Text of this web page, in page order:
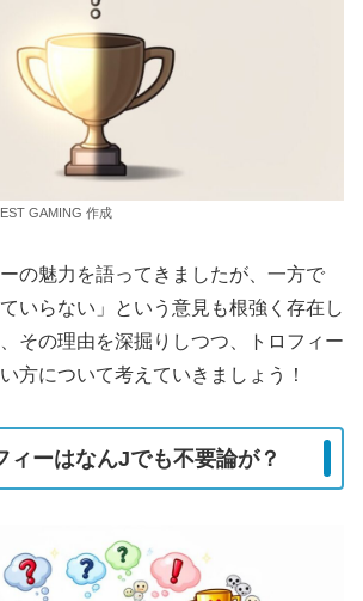
GAMING 作成
の魅力を語ってきましたが、一方で
いらない」という意見も根強く存在し
その理由を深掘りしつつ、トロフィー
方について考えていきましょう！
ィーはなんJでも不要論が？